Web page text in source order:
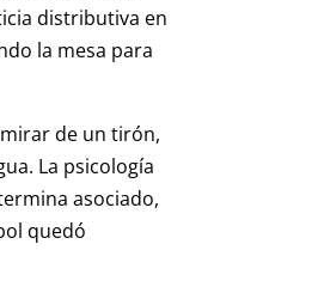
distributiva en
la mesa para
de un tirón,
La psicología
asociado,
quedó